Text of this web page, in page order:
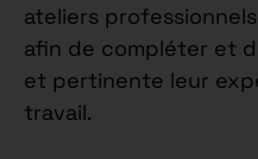
ateliers
afin de compléter et
et pertinente leur
travail.